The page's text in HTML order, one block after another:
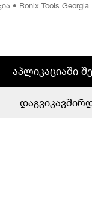
• Ronix Tools Georgia
აპლიკაციაში